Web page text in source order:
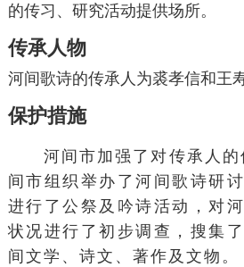
的传习、研究活动提供场所。
传承人物
河间歌诗的传承人为裘孝信和王
保护措施
河间市加强了对传承人
间市组织举办了河间歌诗研
进行了公祭及吟诗活动，对
状况进行了初步调查，搜集
间文学、诗文、著作及文物。